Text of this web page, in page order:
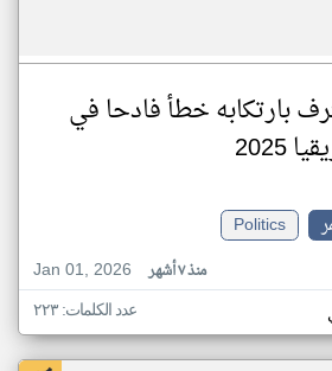
بارتكابه خطأ فادحا في
Politics
Jan 01, 2026
منذ ٧ أشهر
عدد الكلمات: ٢٢٣